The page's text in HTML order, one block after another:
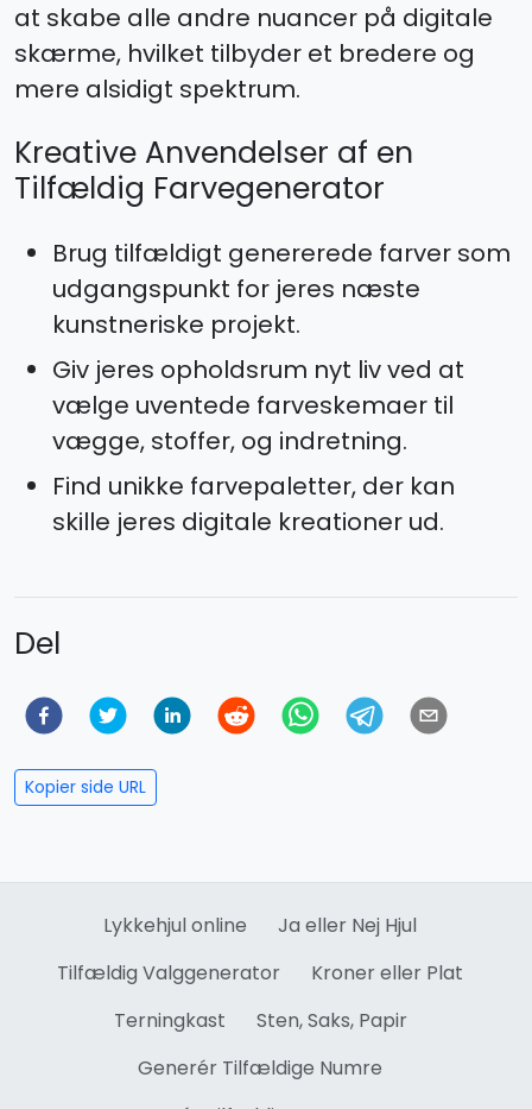
at skabe alle andre nuancer på digitale
skærme, hvilket tilbyder et bredere og
mere alsidigt spektrum.
Kreative Anvendelser af en
Tilfældig Farvegenerator
Brug tilfældigt genererede farver som
udgangspunkt for jeres næste
kunstneriske projekt.
Giv jeres opholdsrum nyt liv ved at
vælge uventede farveskemaer til
vægge, stoffer, og indretning.
Find unikke farvepaletter, der kan
skille jeres digitale kreationer ud.
Del
Kopier side URL
Lykkehjul online
Ja eller Nej Hjul
Tilfældig Valggenerator
Kroner eller Plat
Terningkast
Sten, Saks, Papir
Generér Tilfældige Numre